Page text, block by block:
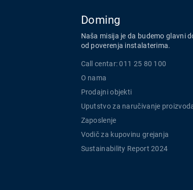
Doming
Naša misija je da budemo glavni
od poverenja instalaterima.
Call centar: 011 25 80 100
O nama
Prodajni objekti
Uputstvo za naručivanje
Zaposlenje
Vodič za kupovinu grejanja
Sustainability Report 2024